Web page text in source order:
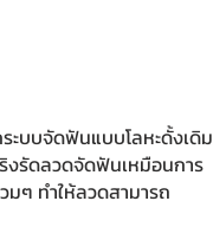
บบจัดฟันแบบโลหะดั้งเดิม
งรัดลวดจัดฟันเหมือนการ
ๆ ทำให้ลวดสามารถ